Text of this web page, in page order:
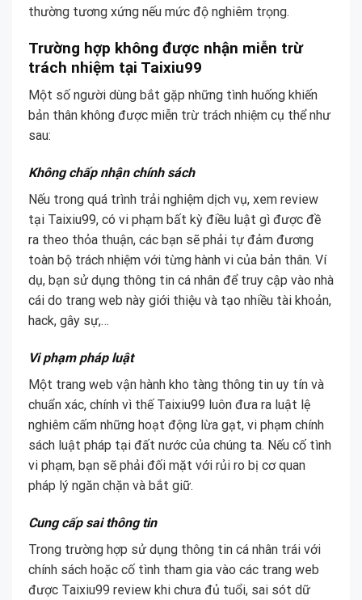
thường tương xứng nếu mức độ nghiêm trọng.
Trường hợp không được nhận miễn trừ
trách nhiệm tại Taixiu99
Một số người dùng bắt gặp những tình huống khiến
bản thân không được miễn trừ trách nhiệm cụ thể như
sau:
Không chấp nhận chính sách
Nếu trong quá trình trải nghiệm dịch vụ, xem review
tại Taixiu99, có vi phạm bất kỳ điều luật gì được đề
ra theo thỏa thuận, các bạn sẽ phải tự đảm đương
toàn bộ trách nhiệm với từng hành vi của bản thân. Ví
dụ, bạn sử dụng thông tin cá nhân để truy cập vào nhà
cái do trang web này giới thiệu và tạo nhiều tài khoản,
hack, gây sự,…
Vi phạm pháp luật
Một trang web vận hành kho tàng thông tin uy tín và
chuẩn xác, chính vì thế Taixiu99 luôn đưa ra luật lệ
nghiêm cấm những hoạt động lừa gạt, vi phạm chính
sách luật pháp tại đất nước của chúng ta. Nếu cố tình
vi phạm, bạn sẽ phải đối mặt với rủi ro bị cơ quan
pháp lý ngăn chặn và bắt giữ.
Cung cấp sai thông tin
Trong trường hợp sử dụng thông tin cá nhân trái với
chính sách hoặc cố tình tham gia vào các trang web
được Taixiu99 review khi chưa đủ tuổi, sai sót dữ